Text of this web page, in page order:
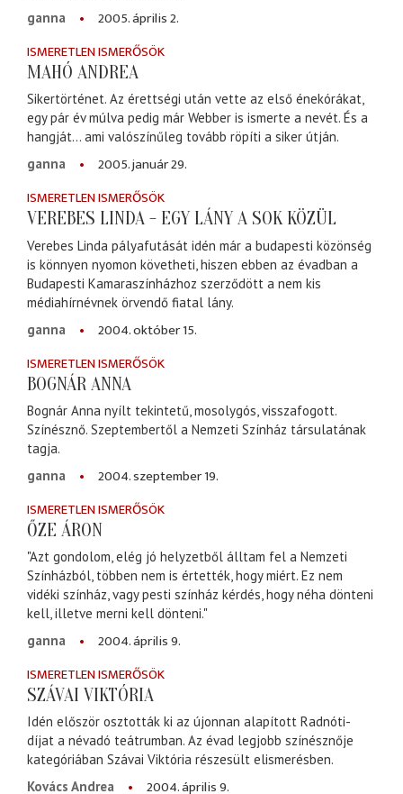
ganna
2005. április 2.
ISMERETLEN ISMERŐSÖK
MAHÓ ANDREA
Sikertörténet. Az érettségi után vette az első énekórákat,
egy pár év múlva pedig már Webber is ismerte a nevét. És a
hangját... ami valószínűleg tovább röpíti a siker útján.
ganna
2005. január 29.
ISMERETLEN ISMERŐSÖK
VEREBES LINDA - EGY LÁNY A SOK KÖZÜL
Verebes Linda pályafutását idén már a budapesti közönség
is könnyen nyomon követheti, hiszen ebben az évadban a
Budapesti Kamaraszínházhoz szerződött a nem kis
médiahírnévnek örvendő fiatal lány.
ganna
2004. október 15.
ISMERETLEN ISMERŐSÖK
BOGNÁR ANNA
Bognár Anna nyílt tekintetű, mosolygós, visszafogott.
Színésznő. Szeptembertől a Nemzeti Színház társulatának
tagja.
ganna
2004. szeptember 19.
ISMERETLEN ISMERŐSÖK
ŐZE ÁRON
"Azt gondolom, elég jó helyzetből álltam fel a Nemzeti
Színházból, többen nem is értették, hogy miért. Ez nem
vidéki színház, vagy pesti színház kérdés, hogy néha dönteni
kell, illetve merni kell dönteni."
ganna
2004. április 9.
ISMERETLEN ISMERŐSÖK
SZÁVAI VIKTÓRIA
Idén először osztották ki az újonnan alapított Radnóti-
díjat a névadó teátrumban. Az évad legjobb színésznője
kategóriában Szávai Viktória részesült elismerésben.
Kovács Andrea
2004. április 9.